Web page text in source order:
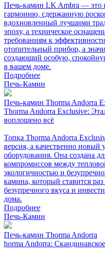
Печь-камин LK Ambra — это
гармонию, сдержанную
вдохновленный лучшими
эпоху, а техническое
требованиям к
отопительный прибор, а
создающий особую,
в вашем доме.
Подробнее
Печь-Камин
Печь-камин Thorma Andorra
Thorma Andorra Exclusive:
воплощено всё
Топка Thorma Andorra
версия, а качественно новый
оборудования. Она создана
компромиссов между
экологичностью и
камина, который ставится
безупречного вкуса и
дома.
Подробнее
Печь-Камин
Печь-камин Thorma Andorra
horma Andorra: